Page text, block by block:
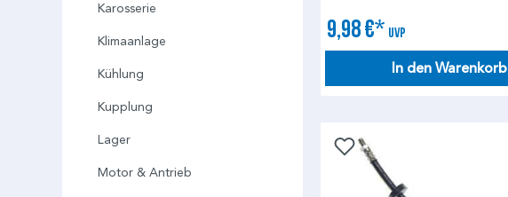
Karosserie
Klimaanlage
Kühlung
Kupplung
Lager
Motor & Antrieb
9,98 €* UVP
In den Warenkorb